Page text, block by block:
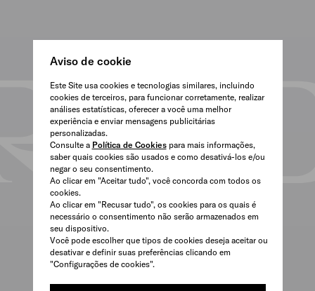
Aviso de cookie
Este Site usa cookies e tecnologias similares, incluindo
cookies de terceiros, para funcionar corretamente, realizar
análises estatísticas, oferecer a você uma melhor
experiência e enviar mensagens publicitárias
personalizadas.
Consulte a Política de Cookiespara mais informações,
saber quais cookies são usados e como desativá-los e/ou
negar o seu consentimento.
Ao clicar em "Aceitar tudo", você concorda com todos os
cookies.
Ao clicar em "Recusar tudo", os cookies para os quais é
necessário o consentimento não serão armazenados em
seu dispositivo.
Você pode escolher que tipos de cookies deseja aceitar ou
desativar e definir suas preferências clicando em
"Configurações de cookies".